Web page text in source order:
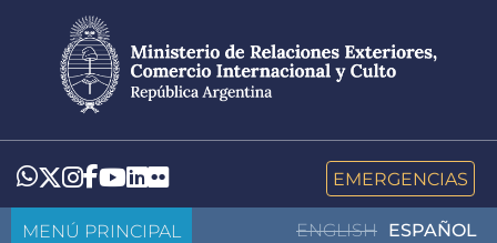
contenido
principal
Whatsapp
Twitter
Instagram
Facebook
YouTube
LinkedIn
Flickr EMERGENCIAS
ENGLISH ESPAÑOL
MENÚ PRINCIPAL